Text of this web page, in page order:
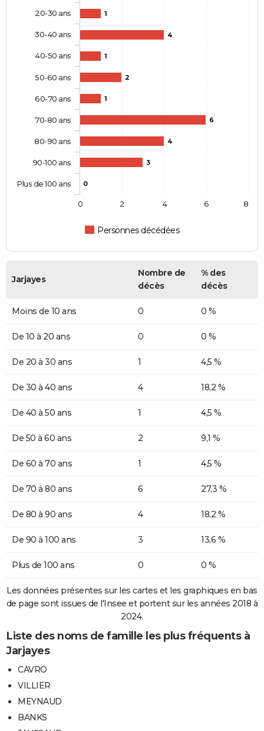
1
4
1
2
1
6
4
3
0
Personnes décédées
20-30 ans
30-40 ans
40-50 ans
50-60 ans
60-70 ans
70-80 ans
80-90 ans
90-100 ans
Plus de 100 ans
0 2 4 6 8
Jarjayes
Nombre de
décès
% des
décès
Moins de 10 ans 0 0 %
De 10 à 20 ans 0 0 %
De 20 à 30 ans 1 4,5 %
De 30 à 40 ans 4 18,2 %
De 40 à 50 ans 1 4,5 %
De 50 à 60 ans 2 9,1 %
De 60 à 70 ans 1 4,5 %
De 70 à 80 ans 6 27,3 %
De 80 à 90 ans 4 18,2 %
De 90 à 100 ans 3 13,6 %
Plus de 100 ans 0 0 %
Les données présentes sur les cartes et les graphiques en bas
de page sont issues de l'Insee et portent sur les années 2018 à
2024.
Liste des noms de famille les plus fréquents à
Jarjayes
CAVRO
VILLIER
MEYNAUD
BANKS